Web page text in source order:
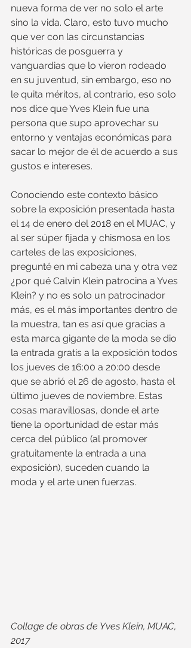
nueva forma de ver no solo el arte
sino la vida. Claro, esto tuvo mucho
que ver con las circunstancias
históricas de posguerra y
vanguardias que lo vieron rodeado
en su juventud, sin embargo, eso no
le quita méritos, al contrario, eso solo
nos dice que Yves Klein fue una
persona que supo aprovechar su
entorno y ventajas económicas para
sacar lo mejor de él de acuerdo a sus
gustos e intereses.
Conociendo este contexto básico
sobre la exposición presentada hasta
el 14 de enero del 2018 en el MUAC, y
al ser súper fijada y chismosa en los
carteles de las exposiciones,
pregunté en mi cabeza una y otra vez
¿por qué Calvin Klein patrocina a Yves
Klein? y no es solo un patrocinador
más, es el más importantes dentro de
la muestra, tan es así que gracias a
esta marca gigante de la moda se dio
la entrada gratis a la exposición todos
los jueves de 16:00 a 20:00 desde
que se abrió el 26 de agosto, hasta el
último jueves de noviembre. Estas
cosas maravillosas, donde el arte
tiene la oportunidad de estar más
cerca del público (al promover
gratuitamente la entrada a una
exposición), suceden cuando la
moda y el arte unen fuerzas.
Collage de obras de Yves Klein, MUAC,
2017